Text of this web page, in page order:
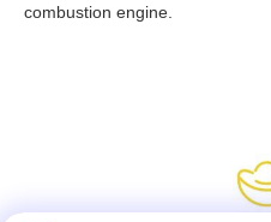
combustion engine.